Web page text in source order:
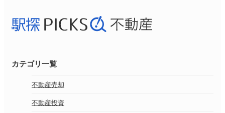
カテゴリ一覧
不動産売却
不動産投資